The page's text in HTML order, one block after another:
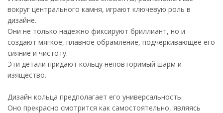
вокруг центрального камня, играют ключевую роль в
дизайне.
Они не только надежно фиксируют бриллиант, но и
создают мягкое, плавное обрамление, подчеркивающее его
сияние и чистоту.
Эти детали придают кольцу неповторимый шарм и
изящество.
Дизайн кольца предполагает его универсальность.
Оно прекрасно смотрится как самостоятельно, являясь